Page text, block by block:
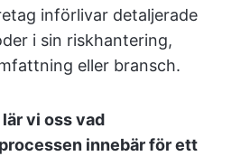
införlivar detaljerade
i sin riskhantering,
eller bransch.
lär vi oss vad
innebär för ett